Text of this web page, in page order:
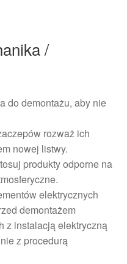
/
do demontażu, aby nie
rozważ ich
nowej listwy.
produkty odporne na
elektrycznych
demontażem
z instalacją elektryczną
z procedurą